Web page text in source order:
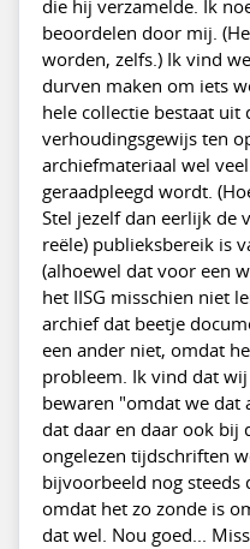
die hij verzamelde. Ik
beoordelen door mij.
worden, zelfs.) Ik vind
durven maken om iets
hele collectie bestaat
verhoudingsgewijs ten
archiefmateriaal wel
geraadpleegd wordt.
Stel jezelf dan eerlijk de
reële) publieksbereik is
(alhoewel dat voor een
het IISG misschien niet
archief dat beetje
een ander niet, omdat
probleem. Ik vind dat
bewaren "omdat we
dat daar en daar ook bij
ongelezen tijdschriften
bijvoorbeeld nog steeds
omdat het zo zonde is
dat wel. Nou goed...